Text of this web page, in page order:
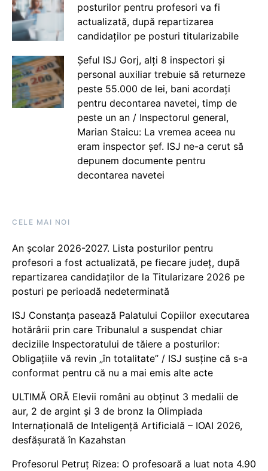
posturilor pentru profesori va fi
actualizată, după repartizarea
candidaților pe posturi titularizabile
Șeful ISJ Gorj, alți 8 inspectori și
personal auxiliar trebuie să returneze
peste 55.000 de lei, bani acordați
pentru decontarea navetei, timp de
peste un an / Inspectorul general,
Marian Staicu: La vremea aceea nu
eram inspector șef. ISJ ne-a cerut să
depunem documente pentru
decontarea navetei
CELE MAI NOI
An școlar 2026-2027. Lista posturilor pentru
profesori a fost actualizată, pe fiecare județ, după
repartizarea candidaților de la Titularizare 2026 pe
posturi pe perioadă nedeterminată
ISJ Constanța pasează Palatului Copiilor executarea
hotărârii prin care Tribunalul a suspendat chiar
deciziile Inspectoratului de tăiere a posturilor:
Obligațiile vă revin „în totalitate” / ISJ susține că s-a
conformat pentru că nu a mai emis alte acte
ULTIMĂ ORĂ Elevii români au obținut 3 medalii de
aur, 2 de argint și 3 de bronz la Olimpiada
Internațională de Inteligență Artificială – IOAI 2026,
desfășurată în Kazahstan
Profesorul Petruț Rizea: O profesoară a luat nota 4.90